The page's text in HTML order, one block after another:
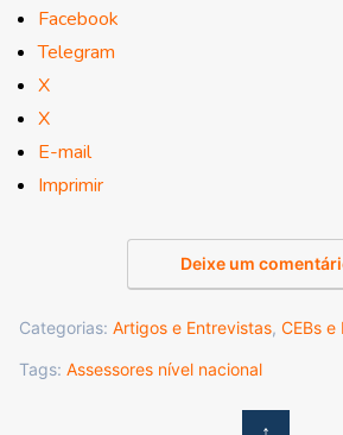
Facebook
Telegram
X
X
E-mail
Imprimir
Deixe um
Categorias: Artigos e Entrevistas, CEBs e
Tags: Assessores nível nacional